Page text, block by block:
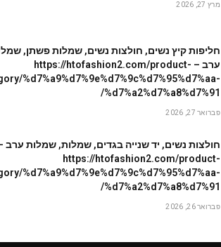
מרץ 27, 2026
חליפות קיץ נשים, חולצות נשים, שמלות פשתן,
ערב – https://htofashion2.com/product-
%d7%a9%d7%9e%d7%9c%d7%95%d7%aa-
%d7%a2%d7%a8%d7%91/
פברואר 27, 2026
חולצות נשים, יד שנייה בגדים, שמלות, שמלות ערב
https://htofashion2.com/product-
%d7%a9%d7%9e%d7%9c%d7%95%d7%aa-
%d7%a2%d7%a8%d7%91/
פברואר 26, 2026